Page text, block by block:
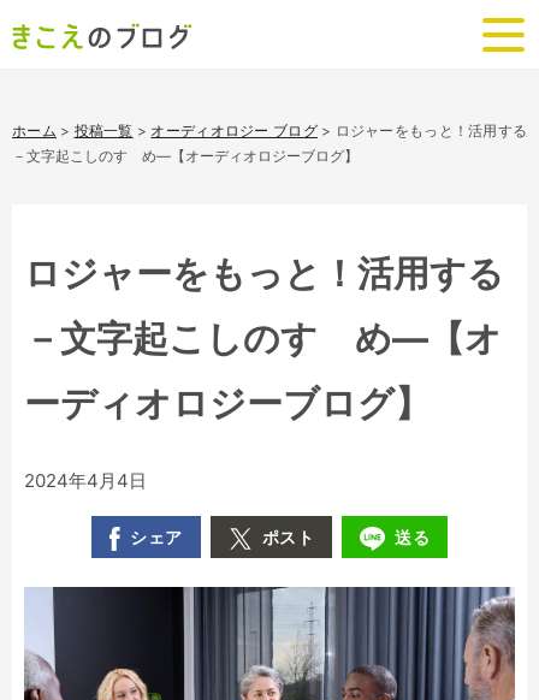
ホーム > 投稿一覧 > オーディオロジー ブログ> ロジャーをもっと！活用する
－文字起こしのすゝめ―【オーディオロジーブログ】
ロジャーをもっと！活用する
－文字起こしのすゝめ―【オ
ーディオロジーブログ】
2024年4月4日
シェア ポスト 送る